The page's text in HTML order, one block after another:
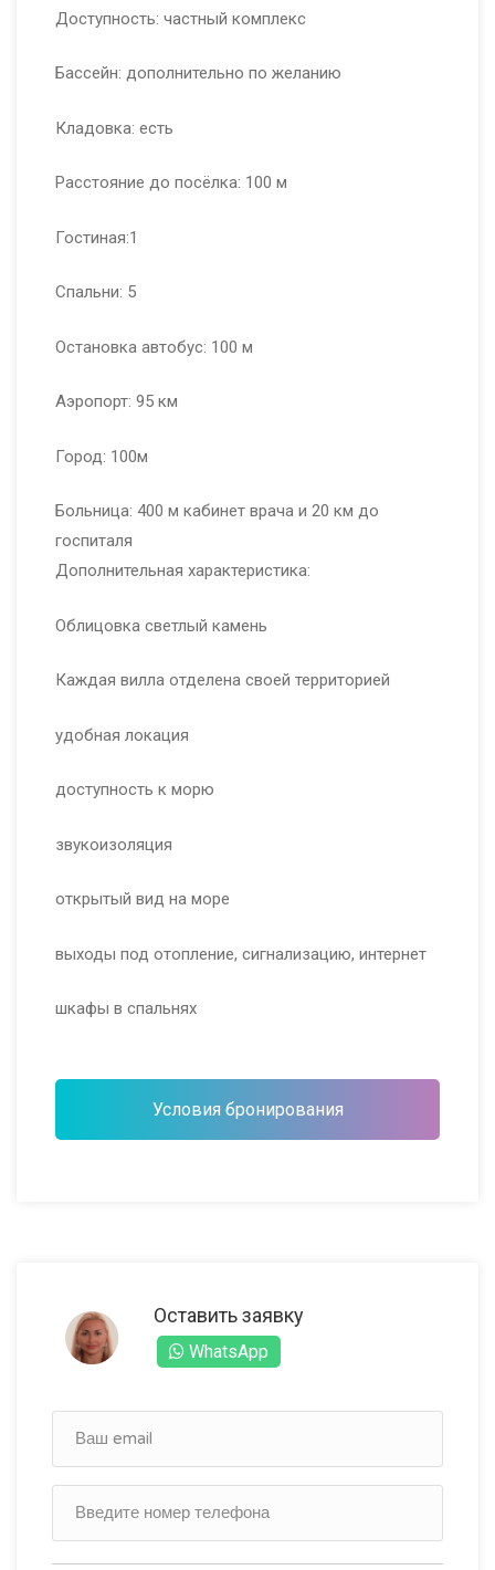
Доступность: частный комплекс
Бассейн: дополнительно по желанию
Кладовка: есть
Расстояние до посёлка: 100 м
Гостиная:1
Спальни: 5
Остановка автобус: 100 м
Аэропорт: 95 км
Город: 100м
Больница: 400 м кабинет врача и 20 км до
госпиталя
Дополнительная характеристика:
Облицовка светлый камень
Каждая вилла отделена своей территорией
удобная локация
доступность к морю
звукоизоляция
открытый вид на море
выходы под отопление, сигнализацию, интернет
шкафы в спальнях
Условия бронирования
Оставить заявку
WhatsApp